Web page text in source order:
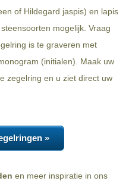
of Hildegard jaspis) en lapis
mogelijk. Vraag
is te graveren met
(initialen). Maak uw
zegelring en u ziet direct uw
»
en meer inspiratie in ons